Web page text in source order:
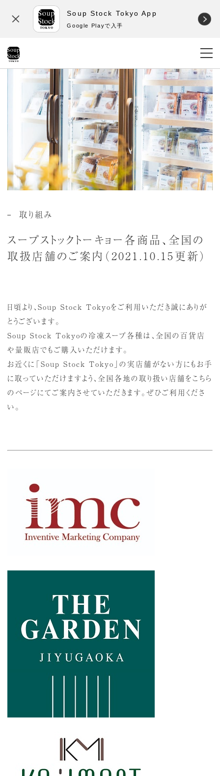
Soup Stock Tokyo App
Google Playで入手
取り組み
スープストックトーキョー各商品、全国の
取扱店舗のご案内（2021.10.15更新）
日頃より、Soup Stock Tokyoをご利用いただき誠にありが
とうございます。
Soup Stock Tokyoの冷凍スープ各種は、全国の百貨店
や量販店でもご購入いただけます。
お近くに「Soup Stock Tokyo」の実店舗がない方にもお手
に取っていただけますよう、全国各地の取り扱い店舗をこちら
のページにてご案内させていただきます。ぜひご利用くださ
い。